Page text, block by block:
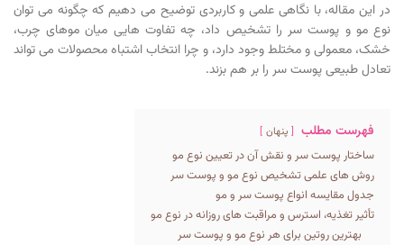
در این مقاله، با نگاهی علمی و کاربردی توضیح می دهیم که چگونه می توان
نوع مو و پوست سر را تشخیص داد، چه تفاوت هایی میان موهای چرب،
خشک، معمولی و مختلط وجود دارد، و چرا انتخاب اشتباه محصولات می تواند
تعادل طبیعی پوست سر را بر هم بزند.
فهرست مطلب پنهان
ساختار پوست سر و نقش آن در تعیین نوع مو
روش های علمی تشخیص نوع مو و پوست سر
جدول مقایسه انواع پوست سر و مو
تأثیر تغذیه، استرس و مراقبت های روزانه در نوع مو
بهترین روتین برای هر نوع مو و پوست سر